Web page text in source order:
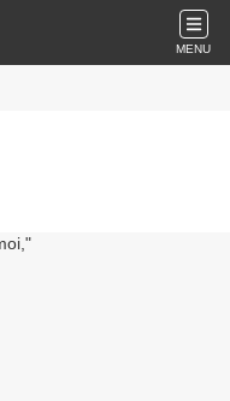
MENU